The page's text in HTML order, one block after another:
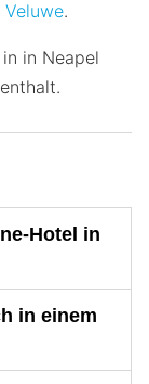
Veluwe.
in Neapel
Hotel in
in einem